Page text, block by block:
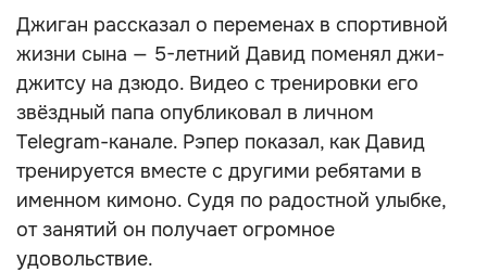
Джиган рассказал о переменах в спортивной
жизни сына — 5-летний Давид поменял джи-
джитсу на дзюдо. Видео с тренировки его
звёздный папа опубликовал в личном
Telegram-канале. Рэпер показал, как Давид
тренируется вместе с другими ребятами в
именном кимоно. Судя по радостной улыбке,
от занятий он получает огромное
удовольствие.